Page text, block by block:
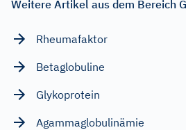
Weitere Artikel aus dem Bereich
Rheumafaktor
Betaglobuline
Glykoprotein
Agammaglobulinämie